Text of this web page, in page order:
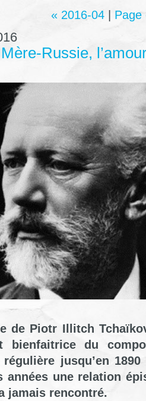
« 2016-04 Page
Russie,
de Piotr Illitch
bienfaitrice du
jusqu’en
années une relation
jamais rencontré.